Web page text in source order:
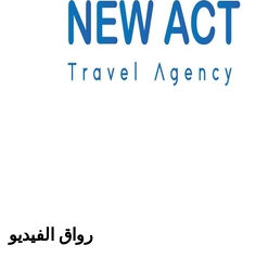
رواق الفيديو